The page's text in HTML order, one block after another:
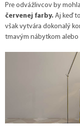
Pre odvážlivcov by
červenej farby. Aj keď
však vytvára dokonalý
tmavým nábytkom